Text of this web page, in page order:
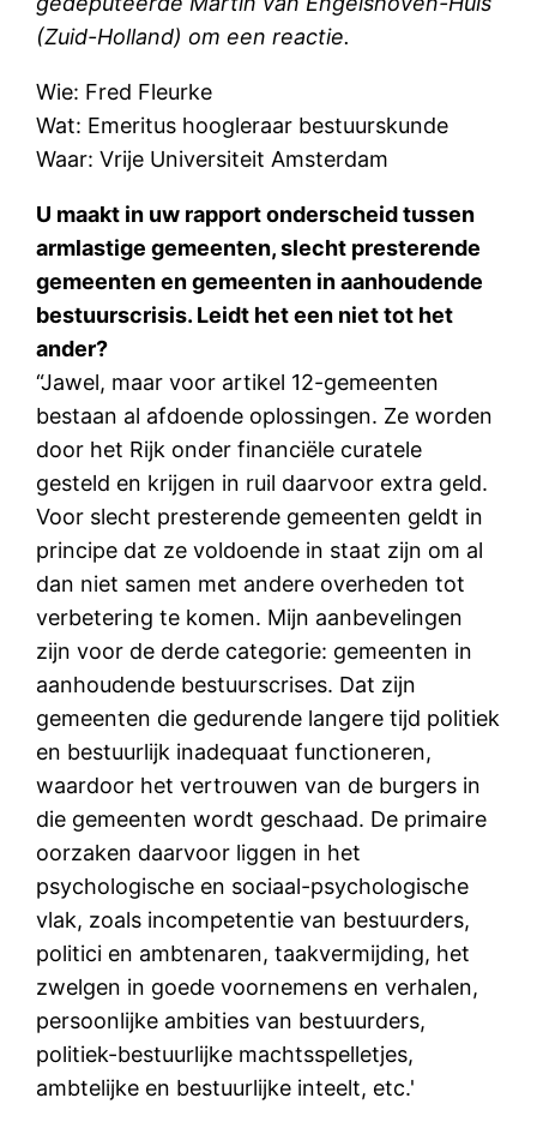
(Zuid-Holland) om een reactie.
Wie: Fred Fleurke
Wat: Emeritus hoogleraar bestuurskunde
Waar: Vrije Universiteit Amsterdam
U maakt in uw rapport onderscheid tussen
armlastige gemeenten, slecht presterende
gemeenten en gemeenten in aanhoudende
bestuurscrisis. Leidt het een niet tot het
ander?
“Jawel, maar voor artikel 12-gemeenten
bestaan al afdoende oplossingen. Ze worden
door het Rijk onder financiële curatele
gesteld en krijgen in ruil daarvoor extra geld.
Voor slecht presterende gemeenten geldt in
principe dat ze voldoende in staat zijn om al
dan niet samen met andere overheden tot
verbetering te komen. Mijn aanbevelingen
zijn voor de derde categorie: gemeenten in
aanhoudende bestuurscrises. Dat zijn
gemeenten die gedurende langere tijd politiek
en bestuurlijk inadequaat functioneren,
waardoor het vertrouwen van de burgers in
die gemeenten wordt geschaad. De primaire
oorzaken daarvoor liggen in het
psychologische en sociaal-psychologische
vlak, zoals incompetentie van bestuurders,
politici en ambtenaren, taakvermijding, het
zwelgen in goede voornemens en verhalen,
persoonlijke ambities van bestuurders,
politiek-bestuurlijke machtsspelletjes,
ambtelijke en bestuurlijke inteelt, etc.'